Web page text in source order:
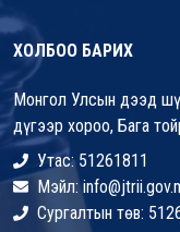
ХОЛБОО БАРИХ
Монгол Улсын дээд
дүгээр хороо, Бага
Утас: 51261811
Мэйл:
Сургалтын төв: